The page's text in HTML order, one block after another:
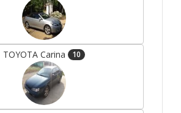
TOYOTA Carina 10